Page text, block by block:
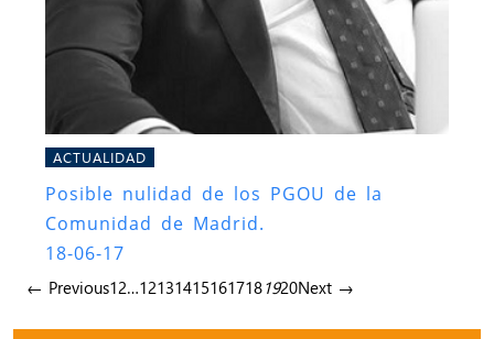
ACTUALIDAD
Posible nulidad de los PGOU de la
Comunidad de Madrid.
18-06-17
← Previous12…121314151617181920Next →